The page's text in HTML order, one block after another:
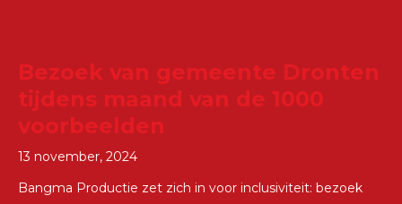
Bezoek van gemeente Dronten
tijdens maand van de 1000
voorbeelden
13 november, 2024
Bangma Productie zet zich in voor inclusiviteit: bezoek